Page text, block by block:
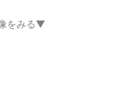
をみる▼